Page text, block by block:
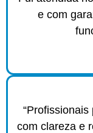
e com
com clareza e